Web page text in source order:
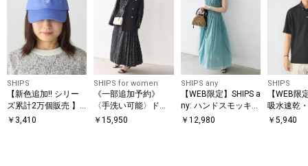
SHIPS
【新色追加!! シリー
ズ累計2万個販売 】
【WEB限定】SHIPS:
￥ 3,410
SHIPS for women
《一部追加予約》
〈手洗い可能〉ドッ
ト / 花柄 バンドカラ
￥15,950
SHIPS any
【WEB限定】SHIPS a
ny: ハンドスモッキン
グ コットン フレア
￥ 12,980
SHIPS
【WEB限
吸水速乾
ymix（R
￥5,940